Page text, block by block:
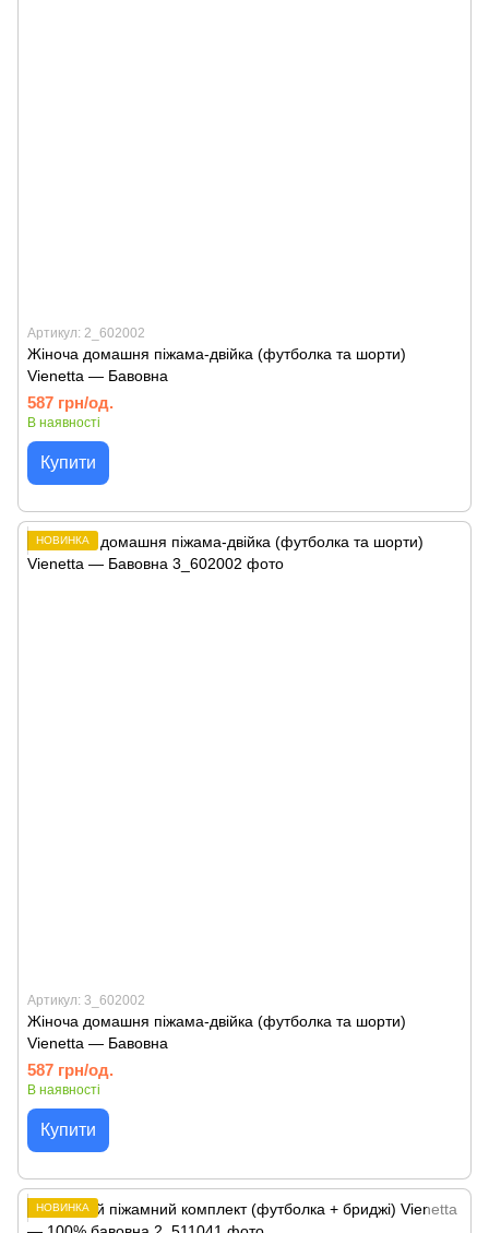
Артикул: 2_602002
Жіноча домашня піжама-двійка (футболка та шорти)
Vienetta — Бавовна
587 грн/од.
В наявності
Купити
НОВИНКА
Артикул: 3_602002
Жіноча домашня піжама-двійка (футболка та шорти)
Vienetta — Бавовна
587 грн/од.
В наявності
Купити
НОВИНКА